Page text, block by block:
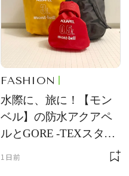
FASHION
水際に、旅に！【モン
ベル】の防水アクアペ
ルとGORE -TEXスタッ
フバッグが優秀すぎる
1日前